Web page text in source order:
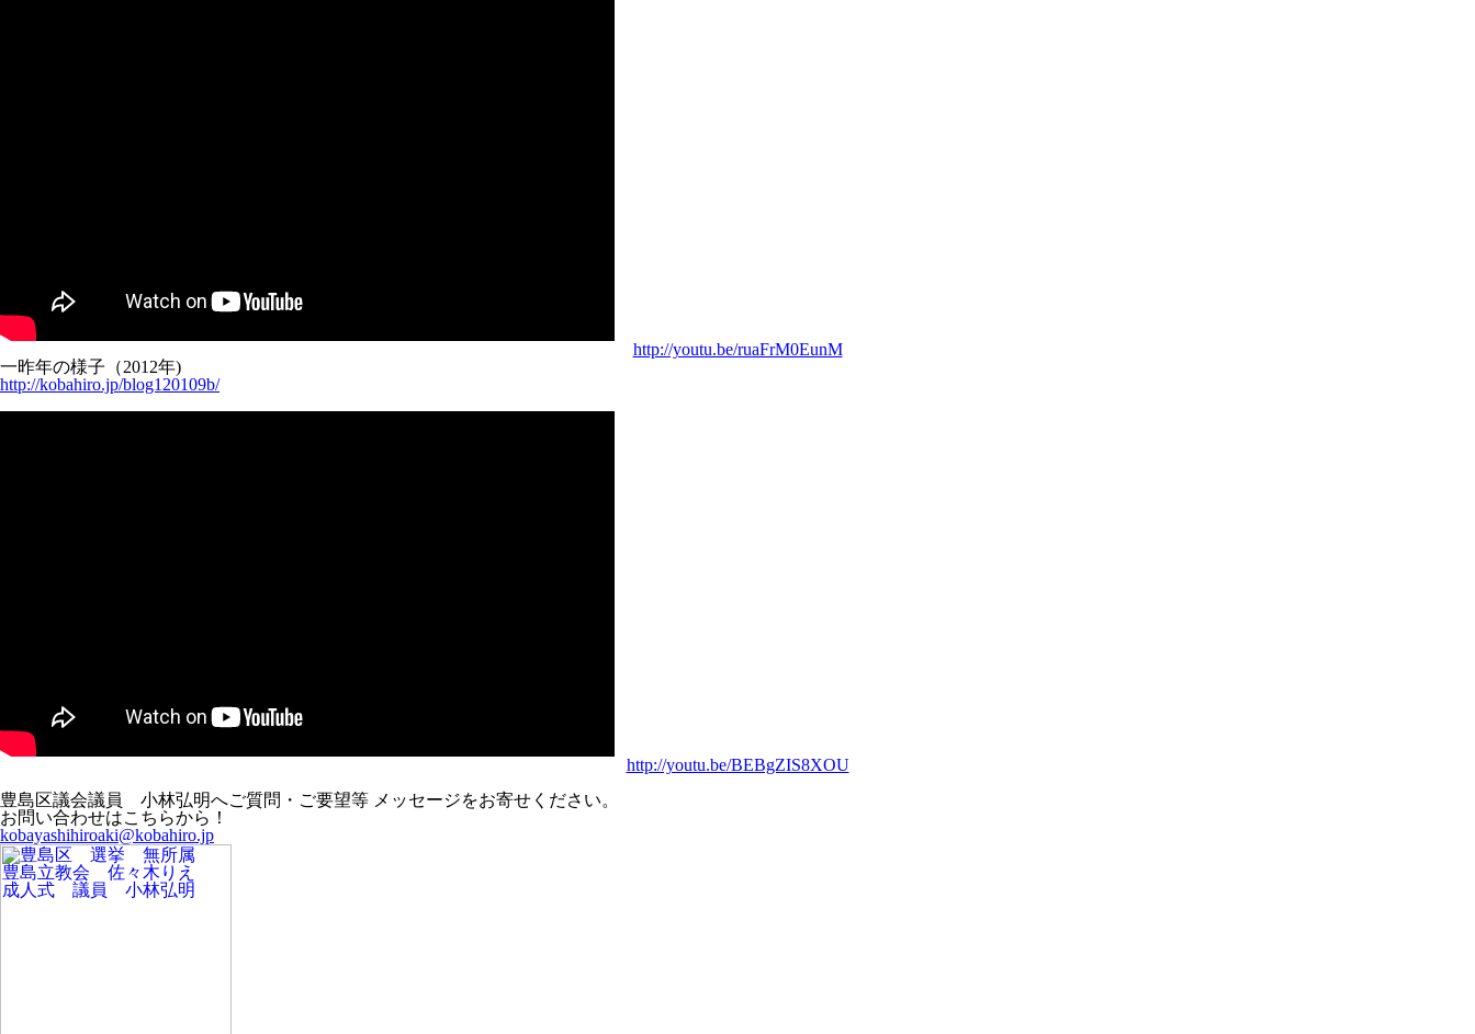
http://youtu.be/ruaFrM0EunM
一昨年の様子（2012年)
http://kobahiro.jp/blog120109b/
http://youtu.be/BEBgZIS8XOU
豊島区議会議員 小林弘明へご質問・ご要望等 メッセージをお寄せください。
お問い合わせはこちらから！
kobayashihiroaki@kobahiro.jp